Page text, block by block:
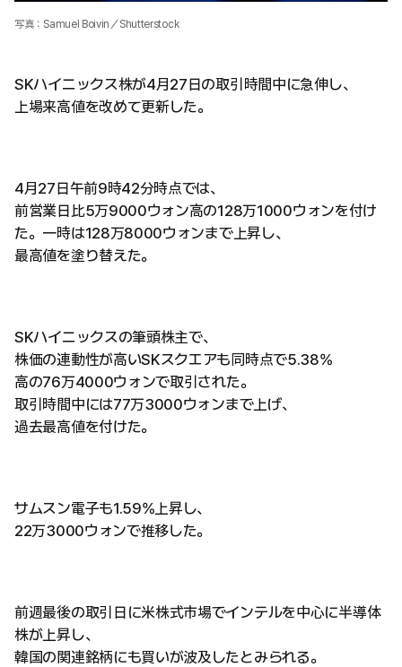
写真：Samuel Boivin／Shutterstock
SKハイニックス株が4月27日の取引時間中に急伸し、
上場来高値を改めて更新した。
4月27日午前9時42分時点では、
前営業日比5万9000ウォン高の128万1000ウォンを付け
た。一時は128万8000ウォンまで上昇し、
最高値を塗り替えた。
SKハイニックスの筆頭株主で、
株価の連動性が高いSKスクエアも同時点で5.38%
高の76万4000ウォンで取引された。
取引時間中には77万3000ウォンまで上げ、
過去最高値を付けた。
サムスン電子も1.59%上昇し、
22万3000ウォンで推移した。
前週最後の取引日に米株式市場でインテルを中心に半導体
株が上昇し、
韓国の関連銘柄にも買いが波及したとみられる。